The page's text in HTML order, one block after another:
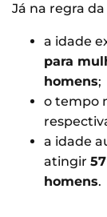
Já na regra
a idade
para
homens;
o tempo
a idade
atingir
homens.